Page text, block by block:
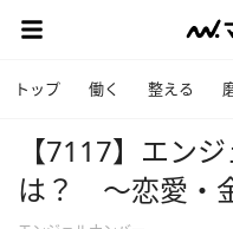
トップ 働く 整える
【7117】エン
は？ ～恋愛・